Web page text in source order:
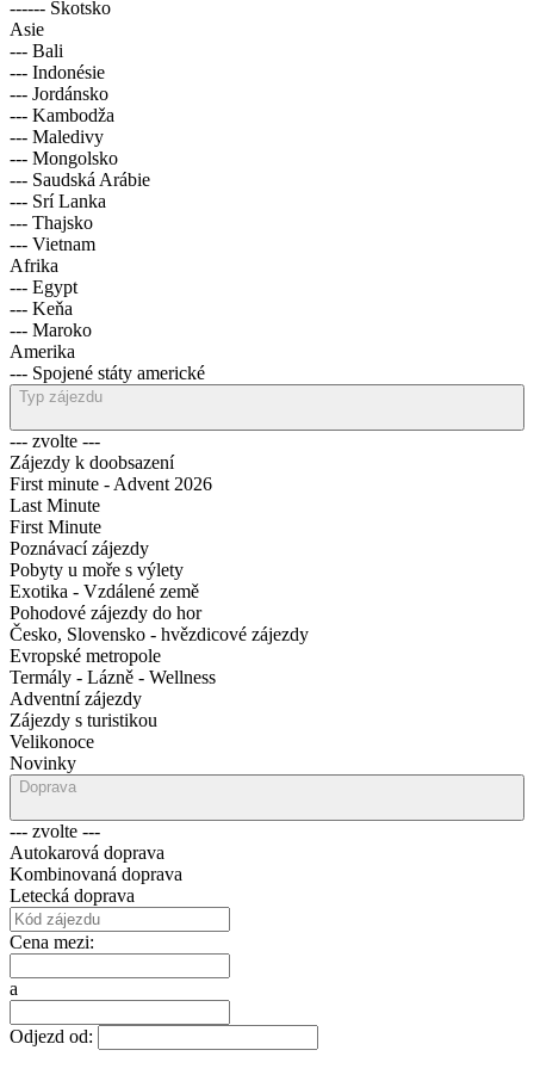
------ Skotsko
Asie
--- Bali
--- Indonésie
--- Jordánsko
--- Kambodža
--- Maledivy
--- Mongolsko
--- Saudská Arábie
--- Srí Lanka
--- Thajsko
--- Vietnam
Afrika
--- Egypt
--- Keňa
--- Maroko
Amerika
--- Spojené státy americké
Typ zájezdu
--- zvolte ---
Zájezdy k doobsazení
First minute - Advent 2026
Last Minute
First Minute
Poznávací zájezdy
Pobyty u moře s výlety
Exotika - Vzdálené země
Pohodové zájezdy do hor
Česko, Slovensko - hvězdicové zájezdy
Evropské metropole
Termály - Lázně - Wellness
Adventní zájezdy
Zájezdy s turistikou
Velikonoce
Novinky
Doprava
--- zvolte ---
Autokarová doprava
Kombinovaná doprava
Letecká doprava
Cena mezi:
a
Odjezd od: